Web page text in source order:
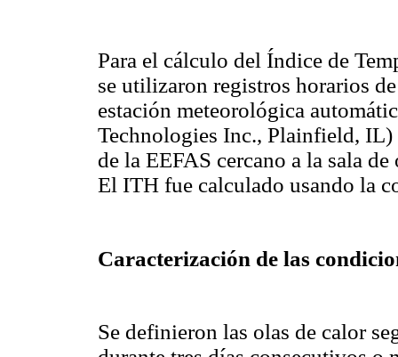
Para el cálculo del Índice de
se utilizaron registros horarios
estación meteorológica
Technologies Inc., Plainfield, IL)
de la EEFAS cercano a la sala
El ITH fue calculado usando la
Caracterización de las
Se definieron las olas de calor